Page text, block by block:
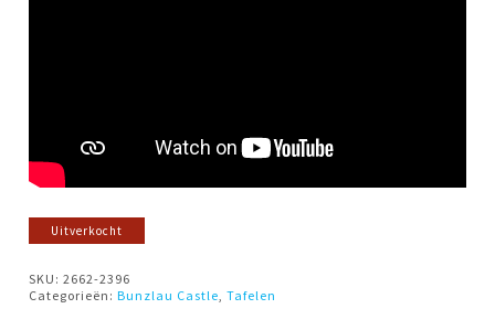
Uitverkocht
SKU:2662-2396
Categorieën:Bunzlau Castle ,Tafelen